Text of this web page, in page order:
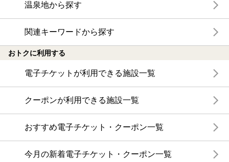
温泉地から探す
関連キーワードから探す
おトクに利用する
電子チケットが利用できる施設一覧
クーポンが利用できる施設一覧
おすすめ電子チケット・クーポン一覧
今月の新着電子チケット・クーポン一覧